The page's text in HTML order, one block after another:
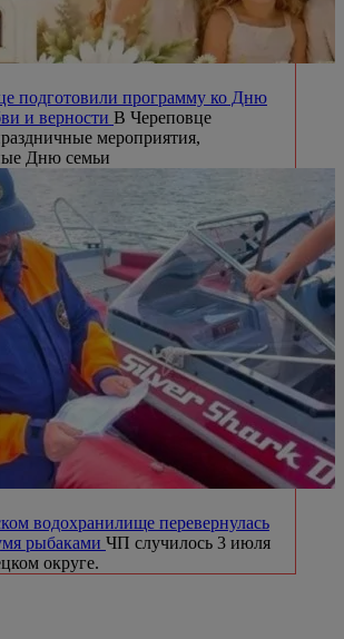
подготовили программу ко Дню
и верности В Череповце
мероприятия,
Дню семьи
водохранилище перевернулась
рыбаками ЧП случилось 3 июля
округе.